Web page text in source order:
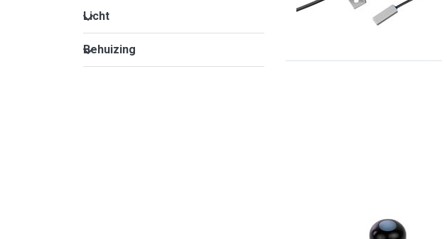
Licht
Licht
Behuizing
Behuizing